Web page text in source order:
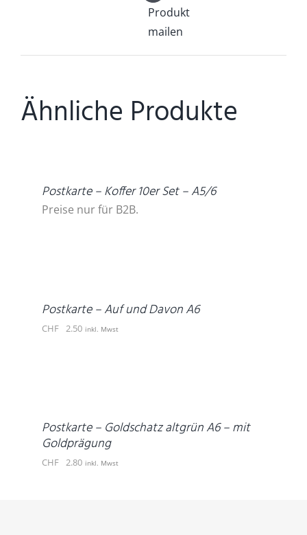
Produkt
mailen
Ähnliche Produkte
Postkarte – Koffer 10er Set – A5/6
Preise nur für B2B.
Postkarte – Auf und Davon A6
CHF 2.50 inkl. Mwst
Postkarte – Goldschatz altgrün A6 – mit
Goldprägung
CHF 2.80 inkl. Mwst